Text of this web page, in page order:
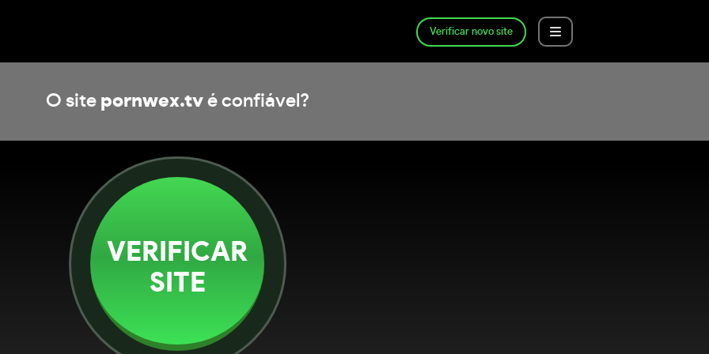
Verificar novo site
O site pornwex.tvé confiável?
VERIFICAR
SITE